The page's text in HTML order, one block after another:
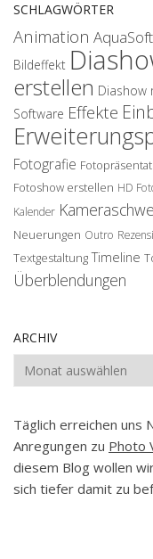
SCHLAGWÖRTER
Animation AquaSoft
Bildeffekt
erstellen Diashow
Software Effekte
Fotografie
Fotoshow erstellen HD
Kalender
Neuerungen Outro
Textgestaltung Timeline
Überblendungen
ARCHIV
Archiv
Täglich erreichen uns
Anregungen zu Photo
diesem Blog wollen
sich tiefer damit zu